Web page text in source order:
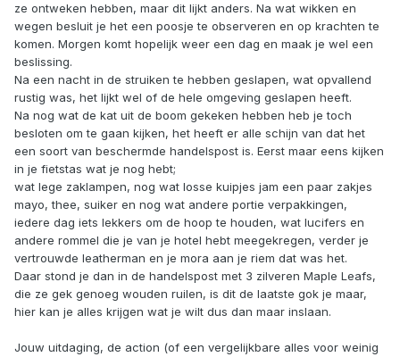
ze ontweken hebben, maar dit lijkt anders. Na wat wikken en
wegen besluit je het een poosje te observeren en op krachten te
komen. Morgen komt hopelijk weer een dag en maak je wel een
beslissing.
Na een nacht in de struiken te hebben geslapen, wat opvallend
rustig was, het lijkt wel of de hele omgeving geslapen heeft.
Na nog wat de kat uit de boom gekeken hebben heb je toch
besloten om te gaan kijken, het heeft er alle schijn van dat het
een soort van beschermde handelspost is. Eerst maar eens kijken
in je fietstas wat je nog hebt;
wat lege zaklampen, nog wat losse kuipjes jam een paar zakjes
mayo, thee, suiker en nog wat andere portie verpakkingen,
iedere dag iets lekkers om de hoop te houden, wat lucifers en
andere rommel die je van je hotel hebt meegekregen, verder je
vertrouwde leatherman en je mora aan je riem dat was het.
Daar stond je dan in de handelspost met 3 zilveren Maple Leafs,
die ze gek genoeg wouden ruilen, is dit de laatste gok je maar,
hier kan je alles krijgen wat je wilt dus dan maar inslaan.
Jouw uitdaging, de action (of een vergelijkbare alles voor weinig